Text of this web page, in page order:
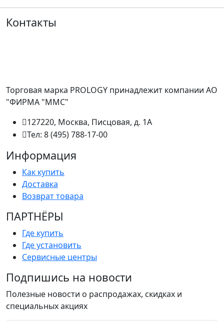
Контакты
Торговая марка PROLOGY принадлежит компании АО
"ФИРМА "ММС"
127220, Москва, Писцовая, д. 1А
Тел: 8 (495) 788-17-00
Информация
Как купить
Доставка
Возврат товара
ПАРТНËРЫ
Где купить
Где установить
Сервисные центры
Подпишись на новости
Полезные новости о распродажах, скидках и
специальных акциях